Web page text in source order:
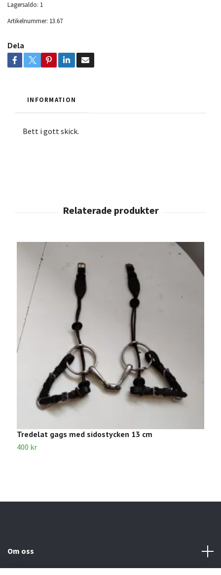
Lagersaldo: 1
Artikelnummer: 13.67
Dela
INFORMATION
Bett i gott skick.
Tredelat gags med sidostycken 13 cm
400 kr
Om oss